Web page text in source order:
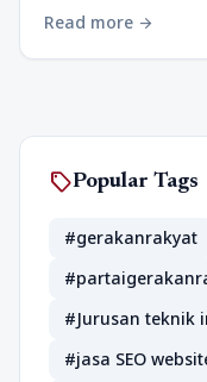
Read more arrow_forward
sellPopular Tags
#gerakanrakyat
#Jurusan teknik
#jasa SEO